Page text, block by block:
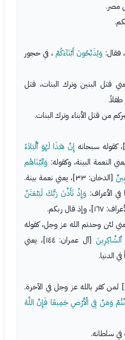
مصر.
فقال: وَيُذَبِّحُونَ أَبْنَآءَكُمْ، في حجور
قتل البنين وترك البنات، قتل
من قتل الأبناء وترك البنات.
إِنَّ هَـٰذَا لَهُوَ ٱلْبَلاَءُ
وَآتَيْنَاهُم
[الدخان: ٣٣]، يعني نعمة بينة.
في الأعراف: وَإِذْ تَأَذَّنَ رَبُّكَ لَيَبْعَثَنَّ
١٦٧]، وإذ قال ربكم.
لئن وحدتم الله عز وجل، كقوله
[آل عمران: ١٤٤]، يعني
الدنيا.
وَمَنْ فِي الْأَرْضِ جَمِيعًا فَإِنَّ اللَّهَ